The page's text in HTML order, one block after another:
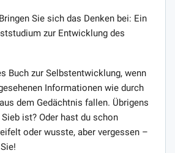
Sie sich das Denken bei: Ein
zur Entwicklung des
Buch zur Selbstentwicklung, wenn
Informationen wie durch
dem Gedächtnis fallen. Übrigens
ist? Oder hast du schon
oder wusste, aber vergessen –